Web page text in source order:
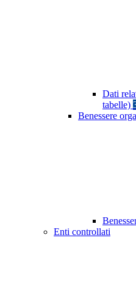
Dati
tabelle)
Benessere
Enti controllati